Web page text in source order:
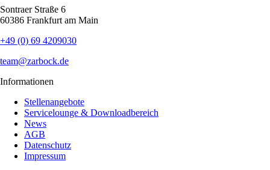
Sontraer Straße 6
60386 Frankfurt am Main
+49 (0) 69 4209030
team@zarbock.de
Informationen
Stellenangebote
Servicelounge & Downloadbereich
News
AGB
Datenschutz
Impressum